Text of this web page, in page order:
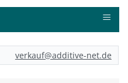
≡
verkauf@additive-net.de